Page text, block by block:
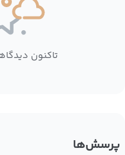
تاکنون
پرسش‌ها